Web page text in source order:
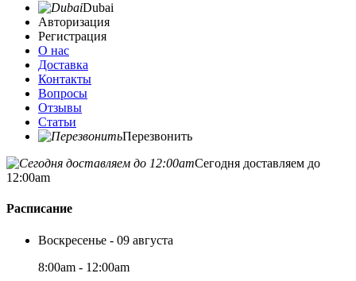
Dubai
Авторизация
Регистрация
О нас
Доставка
Контакты
Вопросы
Отзывы
Статьи
Перезвонить
Сегодня доставляем до
12:00am
Расписание
Воскресенье - 09 августа
8:00am - 12:00am